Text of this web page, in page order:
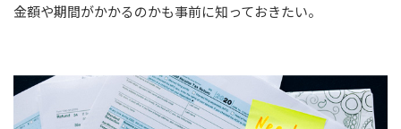
金額や期間がかかるのかも事前に知っておきたい。